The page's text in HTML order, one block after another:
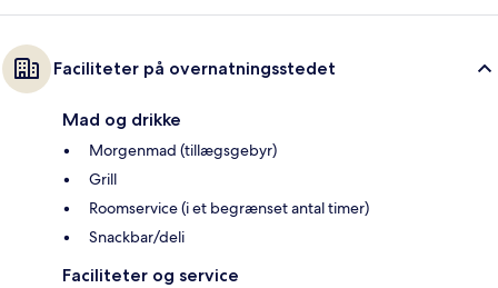
Faciliteter på overnatningsstedet
Mad og drikke
Morgenmad (tillægsgebyr)
Grill
Roomservice (i et begrænset antal timer)
Snackbar/deli
Faciliteter og service